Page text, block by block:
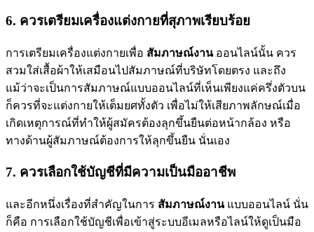
6. ควรเตรียมเครื่องแต่งกายที่สุภาพเรียบร้อย
การเตรียมเครื่องแต่งกายเพื่อ สัมภาษณ์งานออนไลน์นั้น ควร
สวมใส่เสื้อผ้าให้เสมือนไปสัมภาษณ์ที่บริษัทโดยตรง และถึง
แม้ว่าจะเป็นการสัมภาษณ์แบบออนไลน์ที่เห็นเพียงแค่ครึ่งตัวบน
ก็ควรที่จะแต่งกายให้เต็มยศทั้งตัว เพื่อไม่ให้เสียภาพลักษณ์เมื่อ
เกิดเหตุการณ์ที่ทำให้ผู้สมัครต้องลุกขึ้นยืนต่อหน้ากล้อง หรือ
ทางด้านผู้สัมภาษณ์ต้องการให้ลุกขึ้นยืน นั่นเอง
7. ควรเลือกใช้บัญชีที่มีความเป็นมืออาชีพ
และอีกหนึ่งเรื่องที่สำคัญในการ สัมภาษณ์งานแบบออนไลน์ นั่น
ก็คือ การเลือกใช้บัญชีเพื่อเข้าสู่ระบบอีเมลหรือไลน์ให้ดูเป็นมือ